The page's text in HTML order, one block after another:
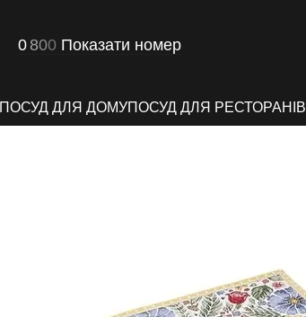
0800 Показати номер
ПОСУД ДЛЯ ДОМУПОСУД ДЛЯ РЕСТОРАНІВ